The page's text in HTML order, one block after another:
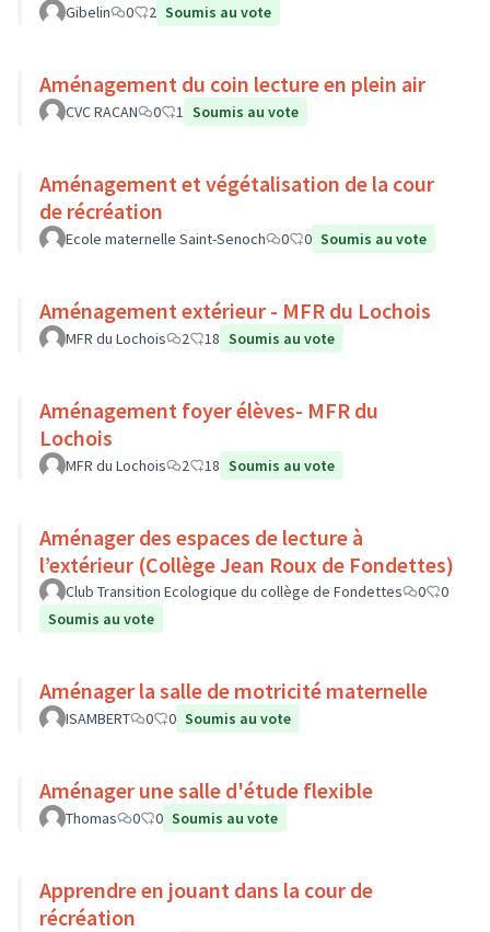
Gibelin 0 2 Soumis au vote
Aménagement du coin lecture en plein air
CVC RACAN 0 1 Soumis au vote
Aménagement et végétalisation de la cour
de récréation
Ecole maternelle Saint-Senoch 0 0 Soumis au vote
Aménagement extérieur - MFR du Lochois
MFR du Lochois 2 18 Soumis au vote
Aménagement foyer élèves- MFR du
Lochois
MFR du Lochois 2 18 Soumis au vote
Aménager des espaces de lecture à
l’extérieur (Collège Jean Roux de Fondettes)
Club Transition Ecologique du collège de Fondettes 0
0
Soumis au vote
Aménager la salle de motricité maternelle
ISAMBERT 0 0 Soumis au vote
Aménager une salle d'étude flexible
Thomas 0 0 Soumis au vote
Apprendre en jouant dans la cour de
récréation